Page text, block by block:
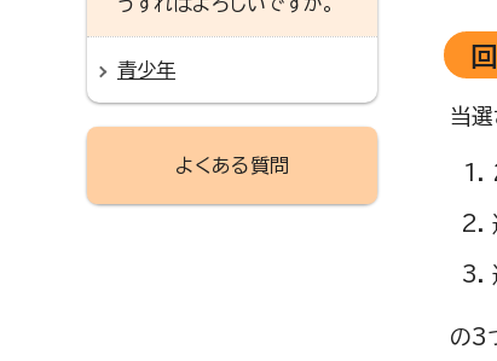
当選
の3
青少年
よくある質問